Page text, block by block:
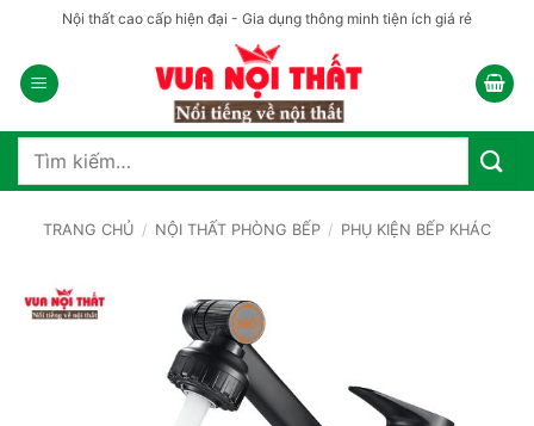
nội
dung
Nội thất cao cấp hiện đại - Gia dụng thông minh tiện ích giá rẻ
Tìm
TRANG CHỦ / NỘI THẤT PHÒNG BẾP / PHỤ KIỆN BẾP KHÁC